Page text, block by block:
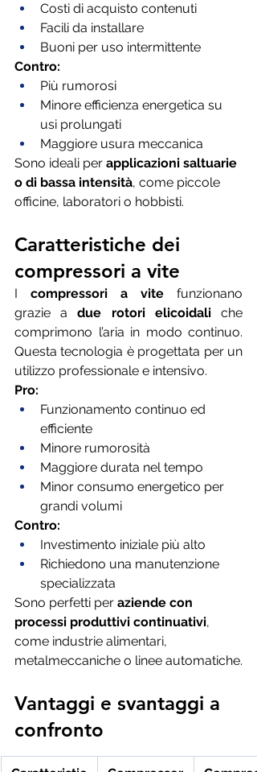
Costi di acquisto contenuti
Facili da installare
Buoni per uso intermittente
Contro:
Più rumorosi
Minore efficienza energetica su
usi prolungati
Maggiore usura meccanica
Sono ideali per applicazioni saltuarie
o di bassa intensità, come piccole
officine, laboratori o hobbisti.
Caratteristiche dei
compressori a vite
I compressori a vite funzionano
grazie a due rotori elicoidali che
comprimono l’aria in modo continuo.
Questa tecnologia è progettata per un
utilizzo professionale e intensivo.
Pro:
Funzionamento continuo ed
efficiente
Minore rumorosità
Maggiore durata nel tempo
Minor consumo energetico per
grandi volumi
Contro:
Investimento iniziale più alto
Richiedono una manutenzione
specializzata
Sono perfetti per aziende con
processi produttivi continuativi,
come industrie alimentari,
metalmeccaniche o linee automatiche.
Vantaggi e svantaggi a
confronto